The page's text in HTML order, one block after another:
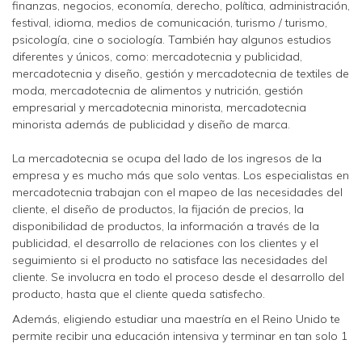
finanzas, negocios, economía, derecho, política, administración,
festival, idioma, medios de comunicación, turismo / turismo,
psicología, cine o sociología. También hay algunos estudios
diferentes y únicos, como: mercadotecnia y publicidad,
mercadotecnia y diseño, gestión y mercadotecnia de textiles de
moda, mercadotecnia de alimentos y nutrición, gestión
empresarial y mercadotecnia minorista, mercadotecnia
minorista además de publicidad y diseño de marca.
La mercadotecnia se ocupa del lado de los ingresos de la
empresa y es mucho más que solo ventas. Los especialistas en
mercadotecnia trabajan con el mapeo de las necesidades del
cliente, el diseño de productos, la fijación de precios, la
disponibilidad de productos, la información a través de la
publicidad, el desarrollo de relaciones con los clientes y el
seguimiento si el producto no satisface las necesidades del
cliente. Se involucra en todo el proceso desde el desarrollo del
producto, hasta que el cliente queda satisfecho.
Además, eligiendo estudiar una maestría en el Reino Unido te
permite recibir una educación intensiva y terminar en tan solo 1